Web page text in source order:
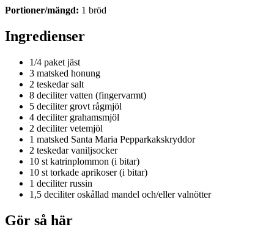
Portioner/mängd: 1 bröd
Ingredienser
1/4 paket jäst
3 matsked honung
2 teskedar salt
8 deciliter vatten (fingervarmt)
5 deciliter grovt rågmjöl
4 deciliter grahamsmjöl
2 deciliter vetemjöl
1 matsked Santa Maria Pepparkakskryddor
2 teskedar vaniljsocker
10 st katrinplommon (i bitar)
10 st torkade aprikoser (i bitar)
1 deciliter russin
1,5 deciliter oskållad mandel och/eller valnötter
Gör så här